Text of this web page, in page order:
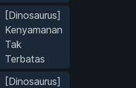
[Dinosaurus]
Kenyamanan
Tak
Terbatas
[Dinosaurus]